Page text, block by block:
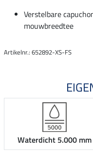
Verstelbare
mouwbreedtee
Artikelnr.: 652892-XS-FS
Waterdicht 5.000 mm